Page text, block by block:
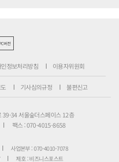
버전
인정보처리방침 이용자위원회
기사심의규정 불편신고
39-34 서울숲더스페이스 12층
팩스 : 070-4015-8658
사업본부 : 070-4010-7078
제호 : 비즈니스포스트